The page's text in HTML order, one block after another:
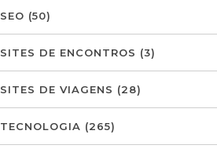
SEO (50)
SITES DE ENCONTROS (3)
SITES DE VIAGENS (28)
TECNOLOGIA (265)